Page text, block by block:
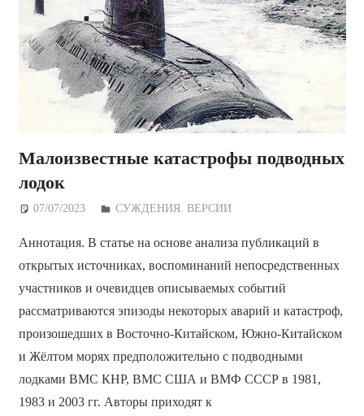
Малоизвестные катастрофы подводных
лодок
07/07/2023 Дежурный по Редакции
СУЖДЕНИЯ. ВЕРСИИ
Аннотация. В статье на основе анализа публикаций в
открытых источниках, воспоминаний непосредственных
участников и очевидцев описываемых событий
рассматриваются эпизоды некоторых аварий и катастроф,
произошедших в Восточно-Китайском, Южно-Китайском
и Жёлтом морях предположительно с подводными
лодками ВМС КНР, ВМС США и ВМФ СССР в 1981,
1983 и 2003 гг. Авторы приходят к